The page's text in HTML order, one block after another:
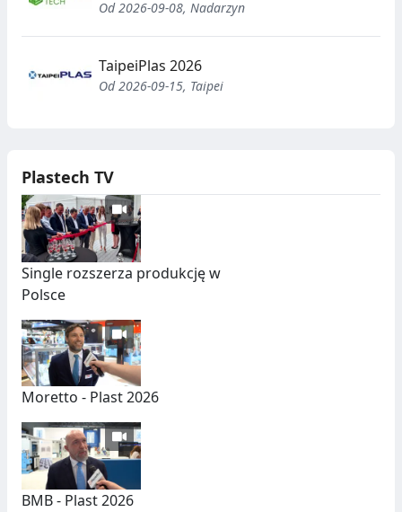
Od 2026-09-08, Nadarzyn
TaipeiPlas 2026
Od 2026-09-15, Taipei
Plastech TV
Single rozszerza produkcję w
Polsce
Moretto - Plast 2026
BMB - Plast 2026